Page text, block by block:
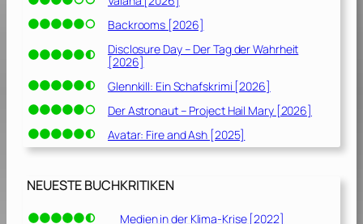
v
o
n
M
i
c
h
a
l
Backrooms [2026]
Disclosure Day – Der Tag der Wahrheit
[2026]
Glennkill: Ein Schafskrimi [2026]
Der Astronaut – Project Hail Mary [2026]
Avatar: Fire and Ash [2025]
NEUESTE BUCHKRITIKEN
Medien in der Klima-Krise [2022]